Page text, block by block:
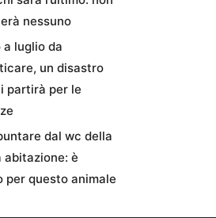
nessuno
a luglio da
un disastro
partirà per le
dal wc della
abitazione: è
per questo animale